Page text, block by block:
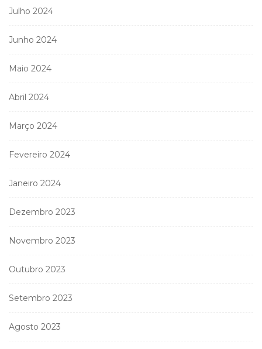
Julho 2024
Junho 2024
Maio 2024
Abril 2024
Março 2024
Fevereiro 2024
Janeiro 2024
Dezembro 2023
Novembro 2023
Outubro 2023
Setembro 2023
Agosto 2023